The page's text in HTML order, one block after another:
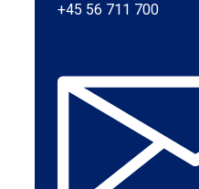
+45 56 711 700